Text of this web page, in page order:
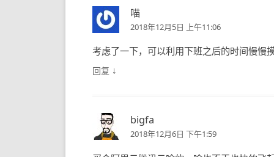
喵
2018年12月5日 上午11:06
考虑了一下，可以利用下班之后的时间慢慢
回复 ↓
bigfa
2018年12月6日 下午1:59